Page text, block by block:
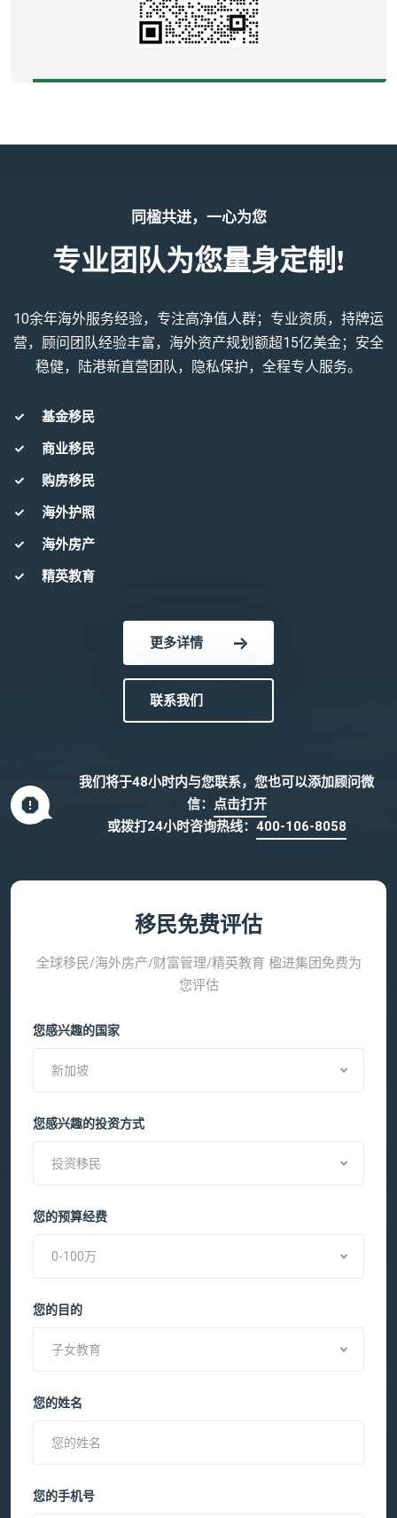
同楹共进，一心为您
专业团队为您量身定制!
10余年海外服务经验，专注高净值人群；专业资质，持牌运
营，顾问团队经验丰富，海外资产规划额超15亿美金；安全
稳健，陆港新直营团队，隐私保护，全程专人服务。
基金移民
商业移民
购房移民
海外护照
海外房产
精英教育
更多详情
联系我们
我们将于48小时内与您联系，您也可以添加顾问微
信： 点击打开
或拨打24小时咨询热线： 400-106-8058
移民免费评估
全球移民/海外房产/财富管理/精英教育 楹进集团免费为
您评估
您感兴趣的国家
新加坡
您感兴趣的投资方式
投资移民
您的预算经费
0-100万
您的目的
子女教育
您的姓名
您的手机号